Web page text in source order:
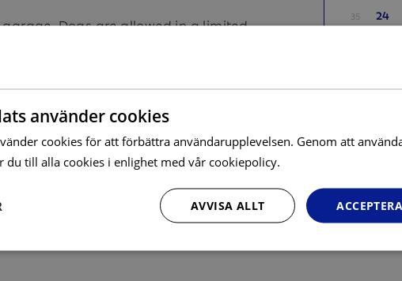
Dogs are allowed in a limited
bed (the lower bed is 120cm) and
table for 6 persons
charge
35 24
Ingen
2
använder cookies
cookies för att förbättra användarupplevelsen. Genom att
du till alla cookies i enlighet med vår cookiepolicy.
AVVISA ALLT